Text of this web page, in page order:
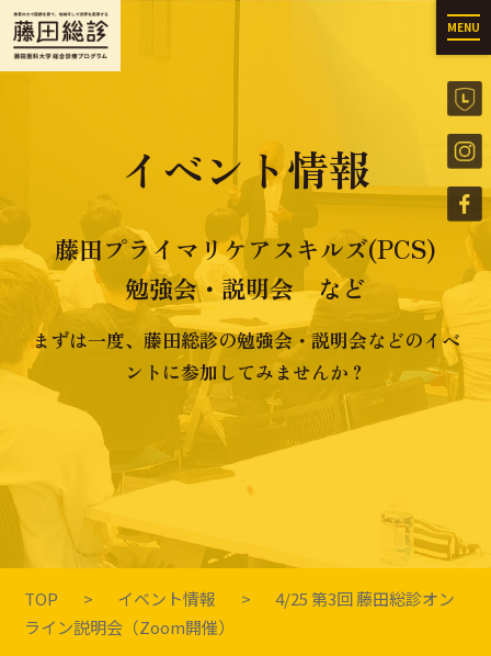
MENU
イベント情報
藤田プライマリケアスキルズ(PCS)
勉強会・説明会 など
まずは一度、藤田総診の勉強会・説明会などのイベ
ントに参加してみませんか？
TOP イベント情報
4/25 第3回 藤田総診オン
ライン説明会（Zoom開催）